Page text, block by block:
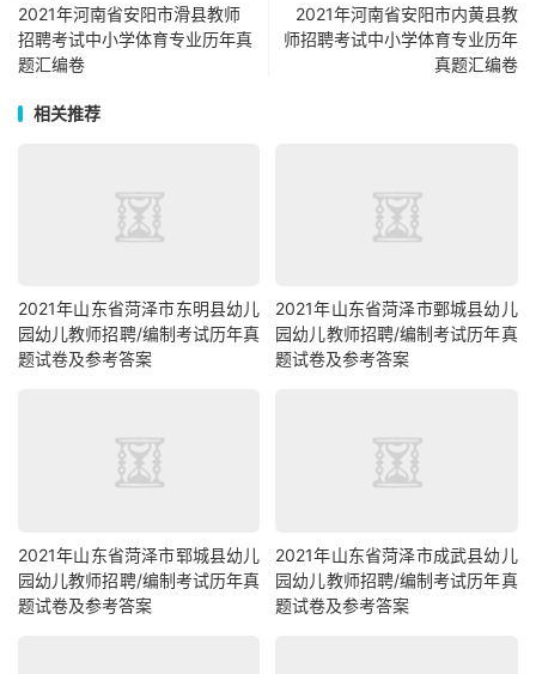
2021年河南省安阳市滑县教师
招聘考试中小学体育专业历年真
题汇编卷
2021年河南省安阳市内黄县教
师招聘考试中小学体育专业历年
真题汇编卷
相关推荐
2021年山东省菏泽市东明县幼儿
园幼儿教师招聘/编制考试历年真
题试卷及参考答案
2021年山东省菏泽市鄄城县幼儿
园幼儿教师招聘/编制考试历年真
题试卷及参考答案
2021年山东省菏泽市郓城县幼儿
园幼儿教师招聘/编制考试历年真
题试卷及参考答案
2021年山东省菏泽市成武县幼儿
园幼儿教师招聘/编制考试历年真
题试卷及参考答案